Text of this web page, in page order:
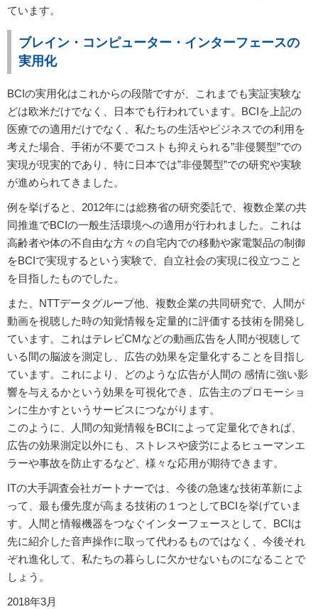
ています。
ブレイン・コンピューター・インターフェースの
実用化
BCIの実用化はこれからの段階ですが、これまでも実証実験な
どは欧米だけでなく、日本でも行われています。BCIを上記の
医療での適用だけでなく、私たちの生活やビジネスでの利用を
考えた場合、手術が不要でコストも抑えられる”非侵襲型”での
実現が現実的であり、特に日本では”非侵襲型”での研究や実験
が進められてきました。
例を挙げると、2012年には総務省の研究委託で、複数企業の共
同推進でBCIの一般生活環境への適用が行われました。これは
高齢者や体の不自由な方々の自宅内での移動や家電製品の制御
をBCIで実現するという実験で、自立社会の実現に役立つこと
を目指したものでした。
また、NTTデータグループ他、複数企業の共同研究で、人間が
動画を視聴した時の知覚情報を定量的に評価する技術を開発し
ています。これはテレビCMなどの動画広告を人間が視聴して
いる間の脳波を測定し、広告の効果を定量化することを目指し
ています。これにより、どのような広告が人間の 感情に強い影
響を与えるかという効果を可視化でき、広告主のプロモーショ
ンに生かすというサービスにつながります。
このように、人間の知覚情報をBCIによって定量化できれば、
広告の効果測定以外にも、ストレスや疲労によるヒューマンエ
ラーや事故を防止するなど、様々な応用が期待できます。
ITの大手調査会社ガートナーでは、今後の急速な技術革新によ
って、最も優先度が高まる技術の１つとしてBCIを挙げていま
す。人間と情報機器をつなぐインターフェースとして、BCIは
先に紹介した音声操作に取って代わるものではなく、今後それ
ぞれ進化して、私たちの暮らしに欠かせないものになることで
しょう。
2018年3月